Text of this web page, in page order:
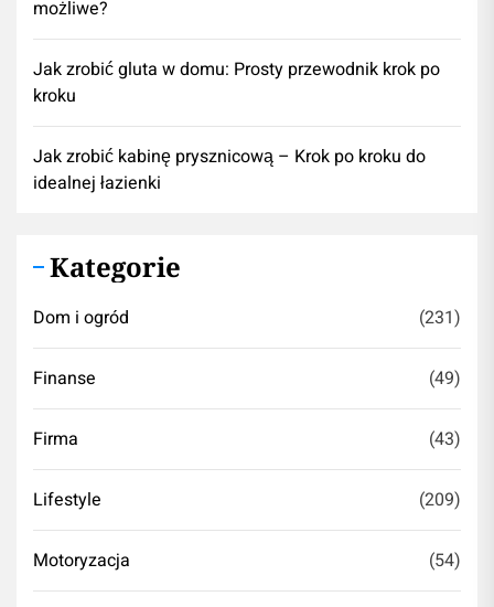
możliwe?
Jak zrobić gluta w domu: Prosty przewodnik krok po
kroku
Jak zrobić kabinę prysznicową – Krok po kroku do
idealnej łazienki
Kategorie
Dom i ogród (231)
Finanse (49)
Firma (43)
Lifestyle (209)
Motoryzacja (54)